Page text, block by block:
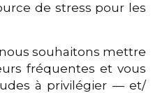
de stress pour les
souhaitons mettre
fréquentes et vous
à privilégier — et/